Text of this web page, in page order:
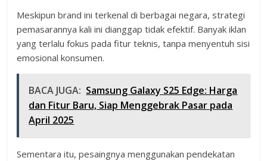
Meskipun brand ini terkenal di berbagai negara, strategi
pemasarannya kali ini dianggap tidak efektif. Banyak iklan
yang terlalu fokus pada fitur teknis, tanpa menyentuh sisi
emosional konsumen.
BACA JUGA: Samsung Galaxy S25 Edge: Harga
dan Fitur Baru, Siap Menggebrak Pasar pada
April 2025
Sementara itu, pesaingnya menggunakan pendekatan